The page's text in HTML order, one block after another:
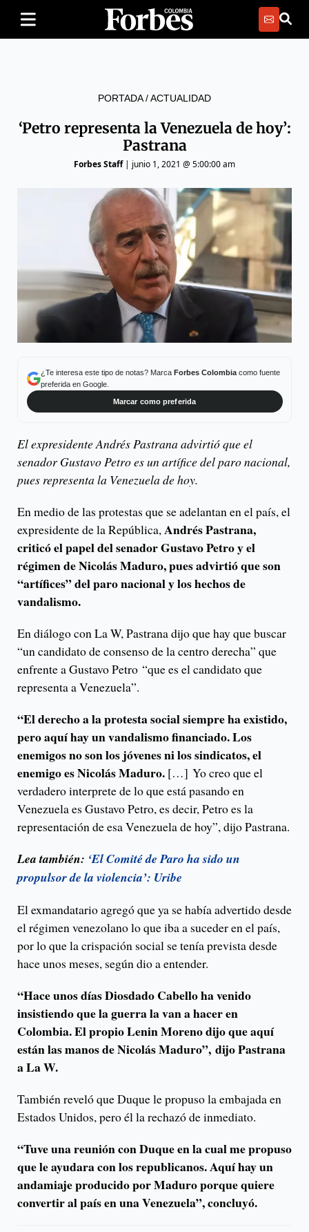
PORTADA/ACTUALIDAD
‘Petro representa la Venezuela de hoy’:
Pastrana
Forbes Staff| junio 1, 2021 @ 5:00:00 am
¿Te interesa este tipo de notas? Marca Forbes Colombiacomo fuente
preferida en Google.
Marcar como preferida
El expresidente Andrés Pastrana advirtió que el
senador Gustavo Petro es un artífice del paro nacional,
pues representa la Venezuela de hoy.
En medio de las protestas que se adelantan en el país, el
expresidente de la República,Andrés Pastrana,
criticó el papel del senador Gustavo Petro y el
régimen de Nicolás Maduro, pues advirtió que son
“artífices” del paro nacional y los hechos de
vandalismo.
En diálogo con La W, Pastrana dijo que hay que buscar
“un candidato de consenso de la centro derecha” que
enfrente a Gustavo Petro “que es el candidato que
representa a Venezuela”.
“El derecho a la protesta social siempre ha existido,
pero aquí hay un vandalismo financiado. Los
enemigos no son los jóvenes ni los sindicatos, el
enemigo es Nicolás Maduro. […] Yo creo que el
verdadero interprete de lo que está pasando en
Venezuela es Gustavo Petro, es decir, Petro es la
representación de esa Venezuela de hoy”, dijo Pastrana.
Lea también: ‘El Comité de Paro ha sido un
propulsor de la violencia’: Uribe
El exmandatario agregó que ya se había advertido desde
el régimen venezolano lo que iba a suceder en el país,
por lo que la crispación social se tenía prevista desde
hace unos meses, según dio a entender.
“Hace unos días Diosdado Cabello ha venido
insistiendo que la guerra la van a hacer en
Colombia. El propio Lenin Moreno dijo que aquí
están las manos de Nicolás Maduro”, dijo Pastrana
a La W.
También reveló que Duque le propuso la embajada en
Estados Unidos, pero él la rechazó de inmediato.
“Tuve una reunión con Duque en la cual me propuso
que le ayudara con los republicanos. Aquí hay un
andamiaje producido por Maduro porque quiere
convertir al país en una Venezuela”, concluyó.